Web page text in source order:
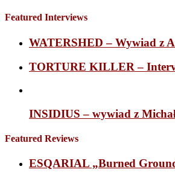
Featured Interviews
WATERSHED – Wywiad z
TORTURE KILLER –
INSIDIUS – wywiad z
Featured Reviews
ESQARIAL „Burned